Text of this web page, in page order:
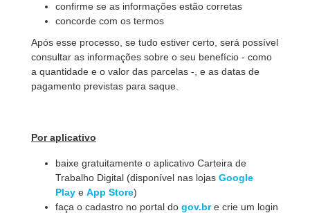
confirme se as informações estão corretas
concorde com os termos
Após esse processo, se tudo estiver certo, será possível
consultar as informações sobre o seu benefício - como
a quantidade e o valor das parcelas -, e as datas de
pagamento previstas para saque.
Por aplicativo
baixe gratuitamente o aplicativo Carteira de
Trabalho Digital (disponível nas lojas Google
Play e App Store)
faça o cadastro no portal do gov.bre crie um login